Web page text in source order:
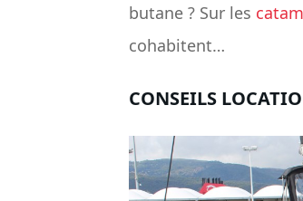
butane ? Sur les
cohabitent…
CONSEILS